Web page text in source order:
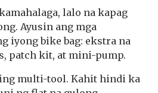
lalo na kapag
Ayusin ang mga
iyong bike bag: ekstra na
patch kit, at mini-pump.
multi-tool. Kahit hindi ka